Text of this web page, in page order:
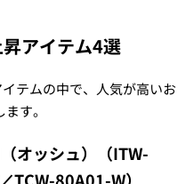
アイテム4選
テムの中で、人気が高いお
す。
オッシュ）（ITW-